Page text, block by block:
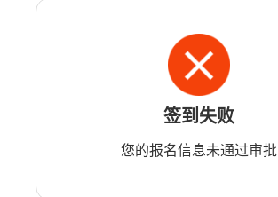
签到失败
您的报名信息未通过审批